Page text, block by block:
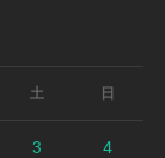
土 日
3 4